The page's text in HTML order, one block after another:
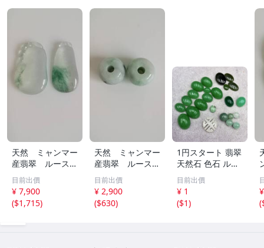
天然 ミャンマー
産翡翠 ルース
瓜 氷のように透
き通る 17ｘ8.5
ｘ2.4ｍｍ 3.5ct
と 17.6ｘ11
目前出價
¥ 7,900
($1,715)
天然 ミャンマー
産翡翠 ルース
18ｘ12.8ｍ
ｍ 40.5ct と
18.4ｘ13.3ｍｍ
43ct 注意事項
目前出價
¥ 2,900
($630)
1円スタート 翡翠
天然石 色石 ルー
ス まとめ 大量 ジ
ュエリー 宝石 総
重量約49.0g ヒス
イ HE0806ろ
目前出價
¥ 1
($1)
(